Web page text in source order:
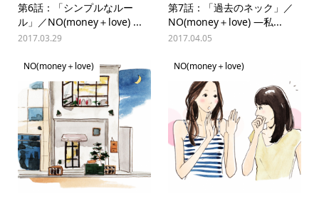
第6話：「シンプルなルー
ル」／NO(money＋love) ...
2017.03.29
第7話：「過去のネック」／
NO(money＋love) —私...
2017.04.05
NO(money＋love) NO(money＋love)